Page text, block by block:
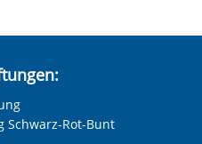
Schwarz-Rot-Bunt